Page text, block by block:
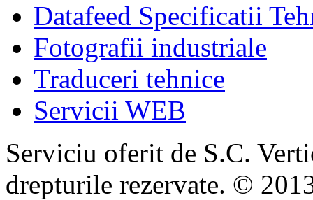
Datafeed Specificatii
Fotografii industriale
Traduceri tehnice
Servicii WEB
Serviciu oferit de S.C.
drepturile rezervate. ©